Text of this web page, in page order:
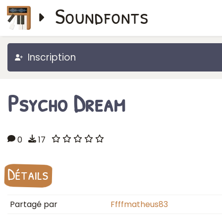
Soundfonts
Inscription
Psycho Dream
0 17
Détails
Partagé par
Ffffmatheus83